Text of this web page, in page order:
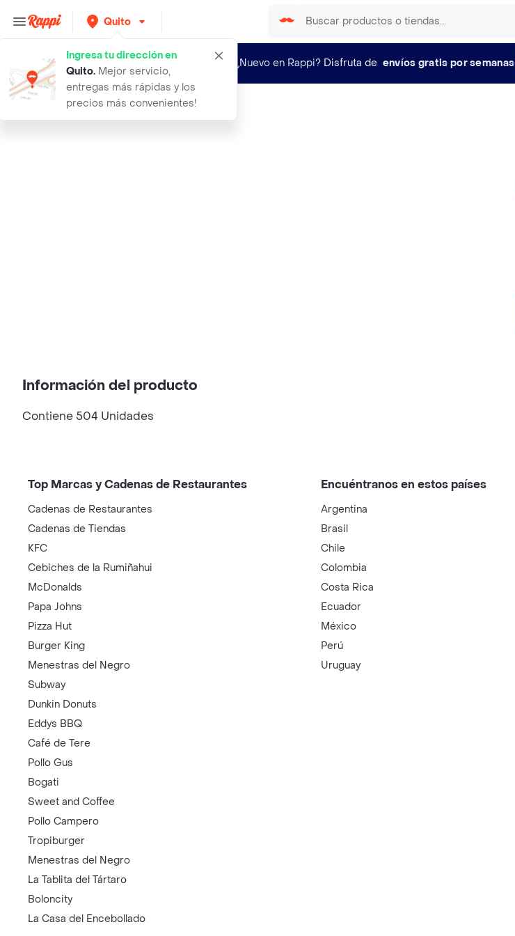
Quito
Ingresa tu dirección en
Quito. Mejor servicio,
entregas más rápidas y los
precios más convenientes!
¿Nuevo en Rappi? Disfruta de envíos gratis por semanas
glam ails unas clear curva
Información del producto
Contiene 504 Unidades
Top Marcas y Cadenas de Restaurantes
Cadenas de Restaurantes
Cadenas de Tiendas
KFC
Cebiches de la Rumiñahui
McDonalds
Papa Johns
Pizza Hut
Burger King
Menestras del Negro
Subway
Dunkin Donuts
Eddys BBQ
Café de Tere
Pollo Gus
Bogati
Sweet and Coffee
Pollo Campero
Tropiburger
Menestras del Negro
La Tablita del Tártaro
Boloncity
La Casa del Encebollado
Encuéntranos en estos países
Argentina
Brasil
Chile
Colombia
Costa Rica
Ecuador
México
Perú
Uruguay